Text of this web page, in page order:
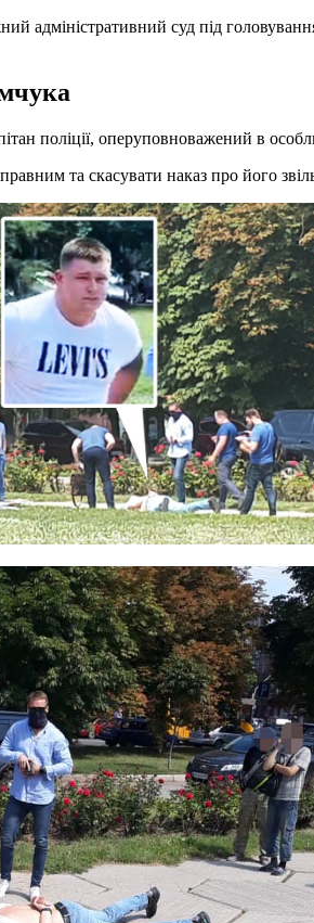
адміністративний суд під
поліції, оперуповноважений в
та скасувати наказ про його